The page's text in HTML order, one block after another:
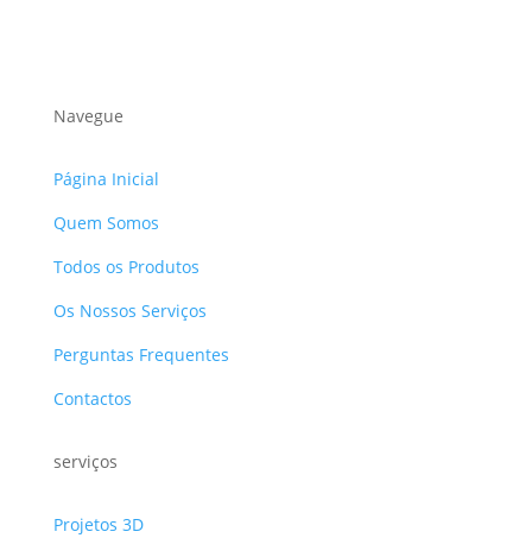
Navegue
Página Inicial
Quem Somos
Todos os Produtos
Os Nossos Serviços
Perguntas Frequentes
Contactos
serviços
Projetos 3D